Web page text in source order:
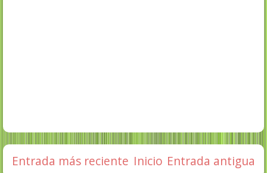
Entrada más reciente Entrada antigua
Inicio